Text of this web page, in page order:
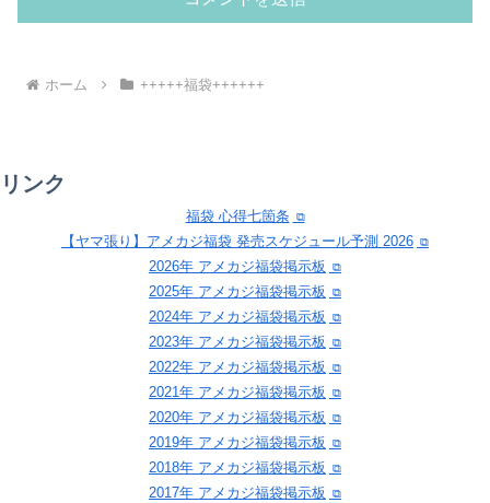
ホーム +++++福袋++++++
リンク
福袋 心得七箇条
【ヤマ張り】アメカジ福袋 発売スケジュール予測 2026
2026年 アメカジ福袋掲示板
2025年 アメカジ福袋掲示板
2024年 アメカジ福袋掲示板
2023年 アメカジ福袋掲示板
2022年 アメカジ福袋掲示板
2021年 アメカジ福袋掲示板
2020年 アメカジ福袋掲示板
2019年 アメカジ福袋掲示板
2018年 アメカジ福袋掲示板
2017年 アメカジ福袋掲示板